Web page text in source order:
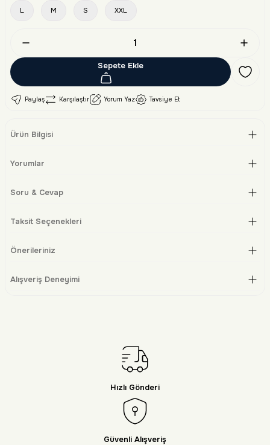
L M S XXL
Sepete Ekle
Paylaş Karşılaştır Yorum Yaz Tavsiye Et
Ürün Bilgisi
Yorumlar
Soru & Cevap
Taksit Seçenekleri
Önerileriniz
Alışveriş Deneyimi
Hızlı Gönderi
Güvenli Alışveriş